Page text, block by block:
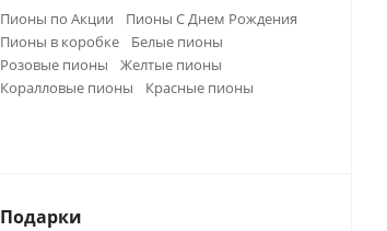
Пионы по Акции
Пионы С Днем Рождения
Пионы в коробке
Белые пионы
Розовые пионы
Желтые пионы
Коралловые пионы
Красные пионы
Подарки